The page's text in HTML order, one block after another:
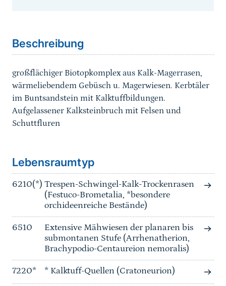
Beschreibung
großflächiger Biotopkomplex aus Kalk-Magerrasen,
wärmeliebendem Gebüsch u. Magerwiesen. Kerbtäler
im Buntsandstein mit Kalktuffbildungen.
Aufgelassener Kalksteinbruch mit Felsen und
Schuttfluren
Lebensraumtyp
6210(*) Trespen-Schwingel-Kalk-Trockenrasen
(Festuco-Brometalia, *besondere
orchideenreiche Bestände)
6510
Extensive Mähwiesen der planaren bis
submontanen Stufe (Arrhenatherion,
Brachypodio-Centaureion nemoralis)
7220* * Kalktuff-Quellen (Cratoneurion)